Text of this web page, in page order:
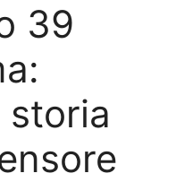
39
storia